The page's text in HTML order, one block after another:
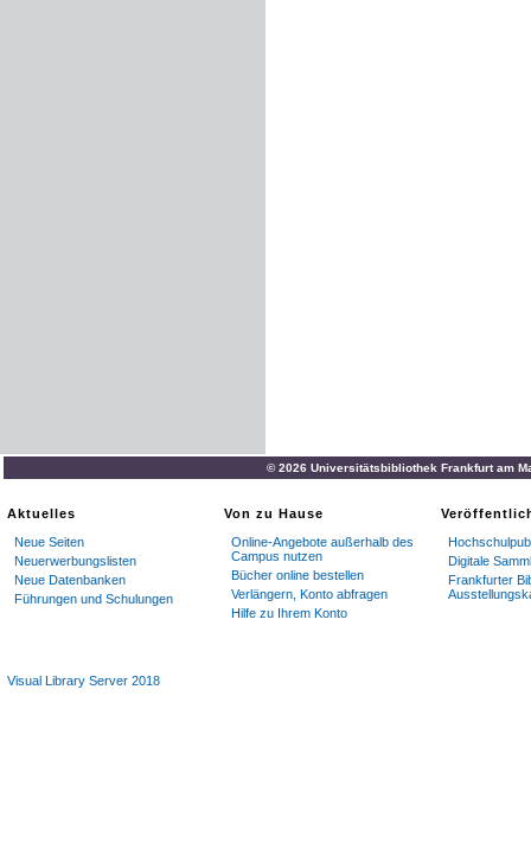
© 2026 Universitätsbibliothek Frankfurt am
Aktuelles
Neue Seiten
Neuerwerbungslisten
Neue Datenbanken
Führungen und Schulungen
Von zu Hause
Online-Angebote außerhalb des
Campus nutzen
Bücher online bestellen
Verlängern, Konto abfragen
Hilfe zu Ihrem Konto
Digitale
Frankfurter
Visual Library Server 2018